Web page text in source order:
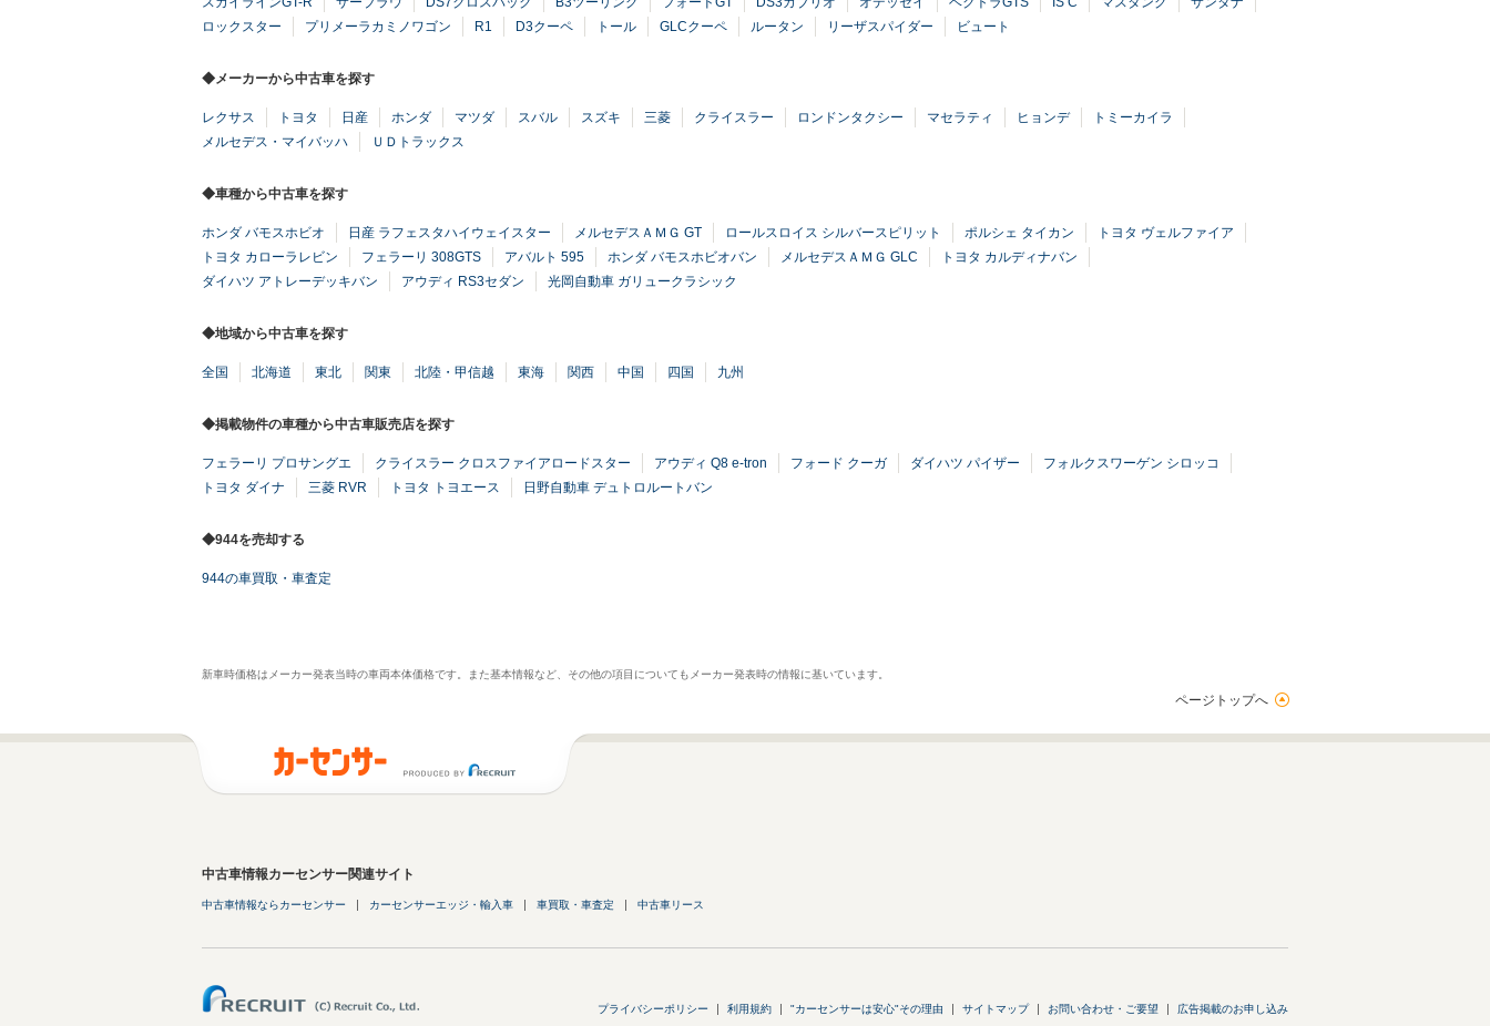
ロックスター
プリメーラカミノワゴン R1 D3クーペ トール GLCクーペ ルータン リーザスパイダー ビュート
◆メーカーから中古車を探す
レクサス トヨタ 日産 ホンダ マツダ スバル スズキ 三菱 クライスラー ロンドンタクシー マセラティ ヒョンデ
トミーカイラ
メルセデス・マイバッハ
ＵＤトラックス
◆車種から中古車を探す
ホンダ バモスホビオ 日産 ラフェスタハイウェイスター メルセデスＡＭＧ GT ロールスロイス シルバースピリット ポルシェ タイカン
トヨタ ヴェルファイア
トヨタ カローラレビン
フェラーリ 308GTS アバルト 595 ホンダ バモスホビオバン メルセデスＡＭＧ GLC
トヨタ カルディナバン
ダイハツ アトレーデッキバン
アウディ RS3セダン 光岡自動車 ガリュークラシック
◆地域から中古車を探す
全国 北海道 東北 関東 北陸・甲信越 東海 関西 中国 四国 九州
◆掲載物件の車種から中古車販売店を探す
フェラーリ プロサングエ クライスラー クロスファイアロードスター アウディ Q8 e-tron フォード クーガ ダイハツ パイザー
フォルクスワーゲン シロッコ
トヨタ ダイナ
三菱 RVR トヨタ トヨエース 日野自動車 デュトロルートバン
◆944を売却する
944の車買取・車査定
新車時価格はメーカー発表当時の車両本体価格です。また基本情報など、その他の項目についてもメーカー発表時の情報に基いています。
ページトップへ
中古車情報カーセンサー関連サイト
中古車情報ならカーセンサー カーセンサーエッジ・輸入車 車買取・車査定 中古車リース
プライバシーポリシー 利用規約 "カーセンサーは安心"その理由 サイトマップ お問い合わせ・ご要望 広告掲載のお申し込み